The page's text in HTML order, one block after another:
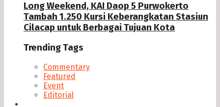
Long Weekend, KAI Daop 5 Purwokerto
Tambah 1.250 Kursi Keberangkatan Stasiun
Cilacap untuk Berbagai Tujuan Kota
Trending Tags
Commentary
Featured
Event
Editorial